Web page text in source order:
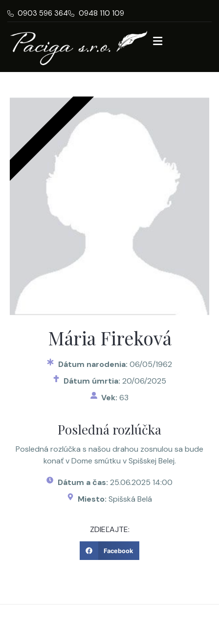
0903 596 364 0948 110 109
Mária Fireková
Dátum narodenia: 06/05/1962
Dátum úmrtia:20/06/2025
Vek:63
Posledná rozlúčka
Posledná rozlúčka s našou drahou zosnulou sa bude
konať v Dome smútku v Spišskej Belej.
Dátum a čas: 25.06.2025 14:00
Miesto:Spišská Belá
ZDIEĽAJTE:
Facebook